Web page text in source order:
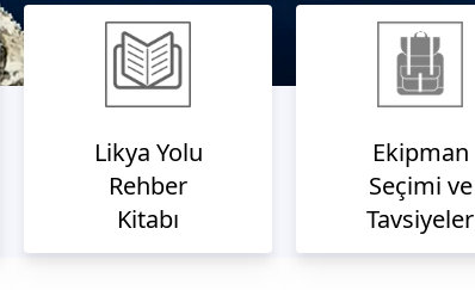
Likya Yolu
Rehber
Kitabı
Ekipman
Seçimi ve
Tavsiyeler